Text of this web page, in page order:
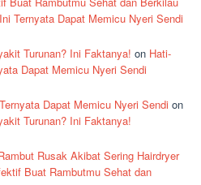
Ternyata Dapat Memicu Nyeri Sendi
Turunan? Ini Faktanya! on Hati-
Dapat Memicu Nyeri Sendi
Dapat Memicu Nyeri Sendi on
Turunan? Ini Faktanya!
Rusak Akibat Sering Hairdryer
Buat Rambutmu Sehat dan